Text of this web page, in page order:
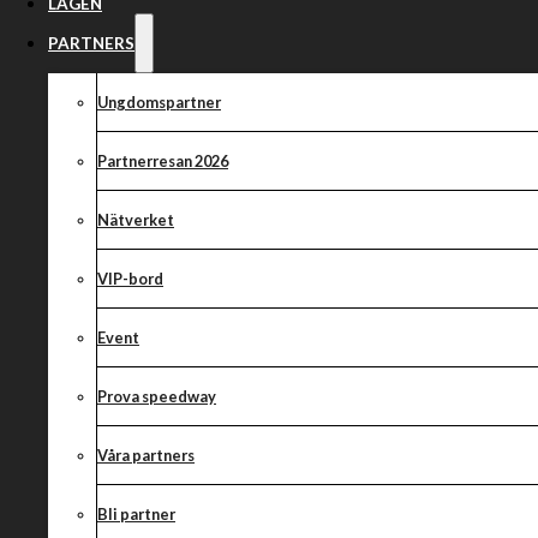
PARTNERS
Ungdomspartner
Partnerresan 2026
Nätverket
VIP-bord
Event
Prova speedway
Våra partners
Bli partner